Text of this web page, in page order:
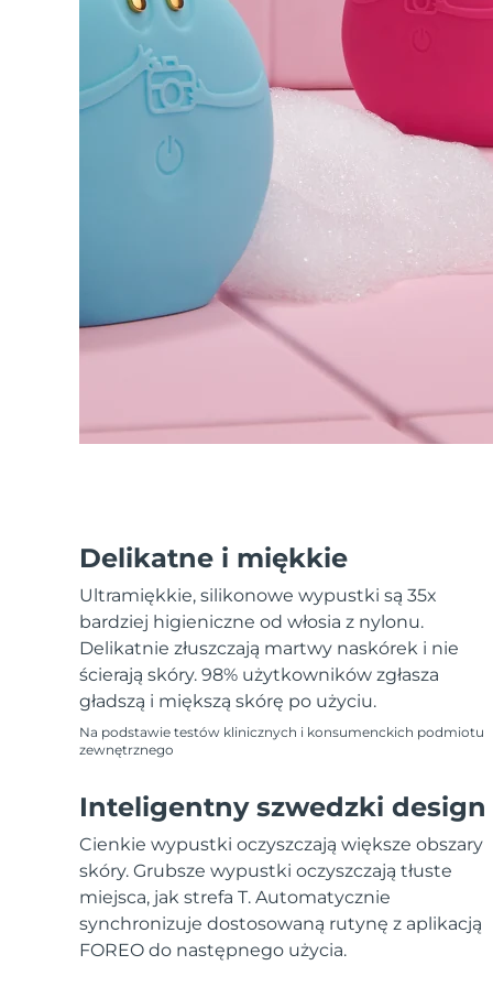
Delikatne i miękkie
Ultramiękkie, silikonowe wypustki są 35x
bardziej higieniczne od włosia z nylonu.
Delikatnie złuszczają martwy naskórek i nie
ścierają skóry. 98% użytkowników zgłasza
gładszą i miększą skórę po użyciu.
Na podstawie testów klinicznych i konsumenckich podmiotu
zewnętrznego
Inteligentny szwedzki design
Cienkie wypustki oczyszczają większe obszary
skóry. Grubsze wypustki oczyszczają tłuste
miejsca, jak strefa T. Automatycznie
synchronizuje dostosowaną rutynę z aplikacją
FOREO do następnego użycia.